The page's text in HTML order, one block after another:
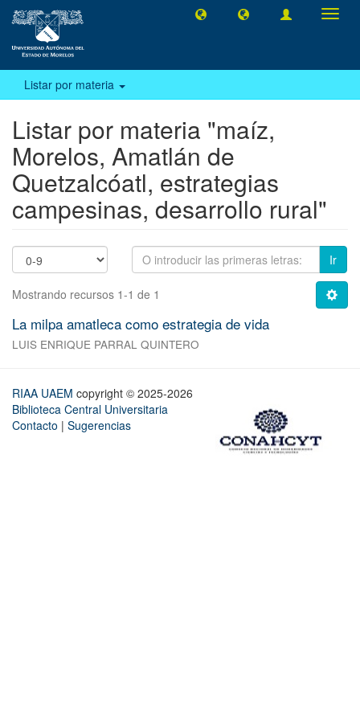
Listar por materia
Listar por materia "maíz,
Morelos, Amatlán de
Quetzalcóatl, estrategias
campesinas, desarrollo rural"
Ir
Mostrando recursos 1-1 de 1
La milpa amatleca como estrategia de vida
LUIS ENRIQUE PARRAL QUINTERO
RIAA UAEM copyright © 2025-2026
Biblioteca Central Universitaria
Contacto | Sugerencias